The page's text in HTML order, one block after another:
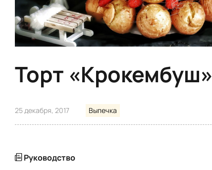
Торт «Крокембуш»
25 декабря, 2017 Выпечка
Руководство